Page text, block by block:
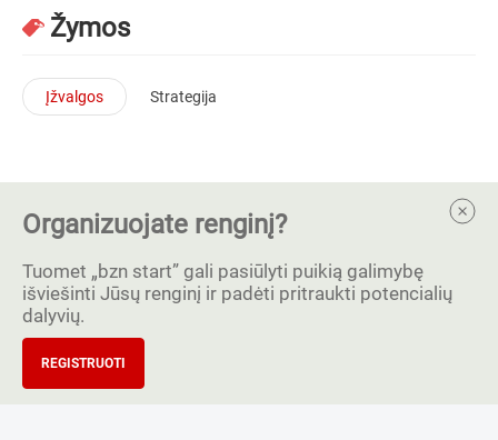
Žymos
Įžvalgos Strategija
Organizuojate renginį?
Tuomet „bzn start” gali pasiūlyti puikią galimybę
išviešinti Jūsų renginį ir padėti pritraukti potencialių
dalyvių.
REGISTRUOTI